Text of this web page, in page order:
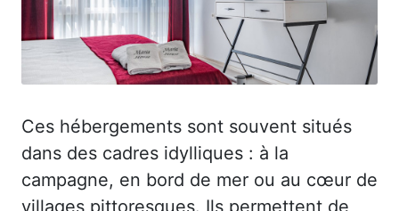
Ces hébergements sont souvent situés
dans des cadres idylliques : à la
campagne, en bord de mer ou au cœur de
villages pittoresques. Ils permettent de